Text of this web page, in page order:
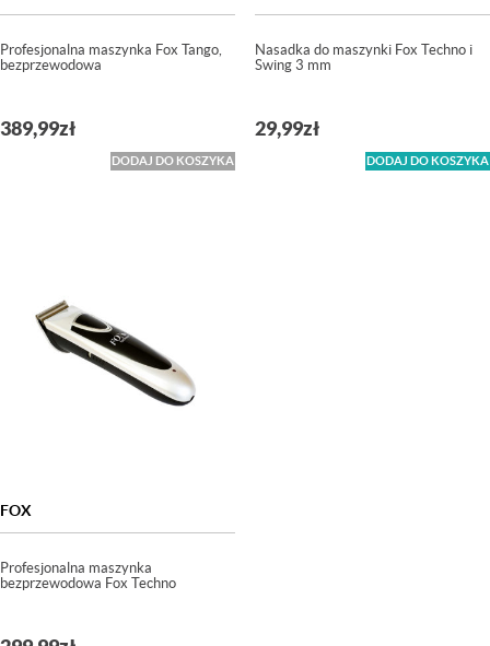
Profesjonalna maszynka Fox Tango,
bezprzewodowa
389,99zł
DODAJ DO KOSZYKA
Nasadka do maszynki Fox Techno i
Swing 3 mm
29,99zł
DODAJ DO KOSZYKA
FOX
Profesjonalna maszynka
bezprzewodowa Fox Techno